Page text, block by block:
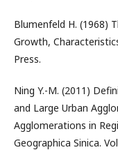
Blumenfeld H. (1968)
Growth,
Press.
Ning Y.-M. (2011)
and Large Urban
Agglomerations in
Geographica Sinica.